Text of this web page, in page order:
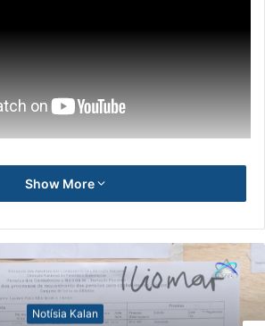
Show More
Notísia Kalan